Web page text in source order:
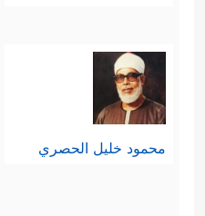
محمود خليل الحصري